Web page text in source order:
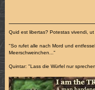
Quid est libertas? Potestas vivendi, ut
"So rufet alle nach Mord und
Meerschweinchen..."
Quintar: "Lass die Würfel nur